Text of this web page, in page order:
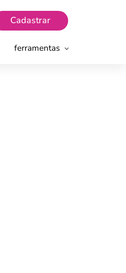
Cadastrar
ferramentas